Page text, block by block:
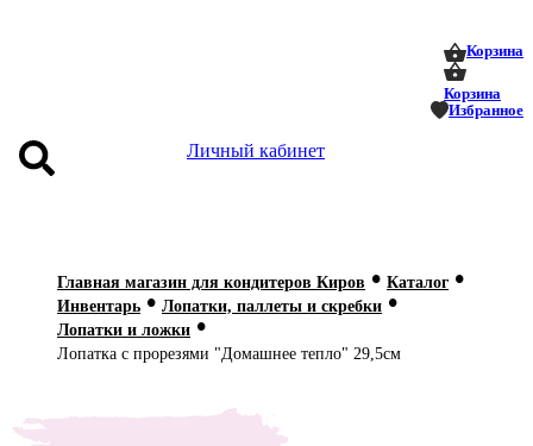
Корзина
Корзина
Избранное
Личный кабинет
оплата
Статьи
Главная магазин для кондитеров Киров • Каталог •
Инвентарь • Лопатки, паллеты и скребки •
Лопатки и ложки •
Лопатка с прорезями "Домашнее тепло" 29,5см